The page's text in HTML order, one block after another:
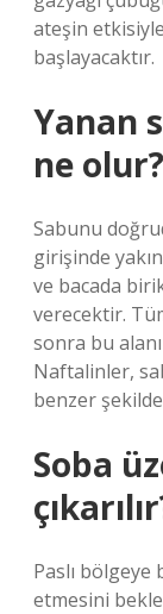
ateşin
başlayacaktır.
Yanan
ne olur?
Sabunu
girişinde
ve bacada
verecektir.
sonra bu
Naftalinler,
benzer şekilde
Soba
Paslı
etmesini